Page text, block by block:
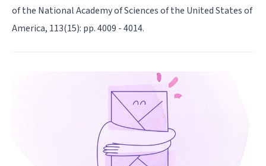
of the National Academy of Sciences of the United States of
America, 113(15): pp. 4009 - 4014.